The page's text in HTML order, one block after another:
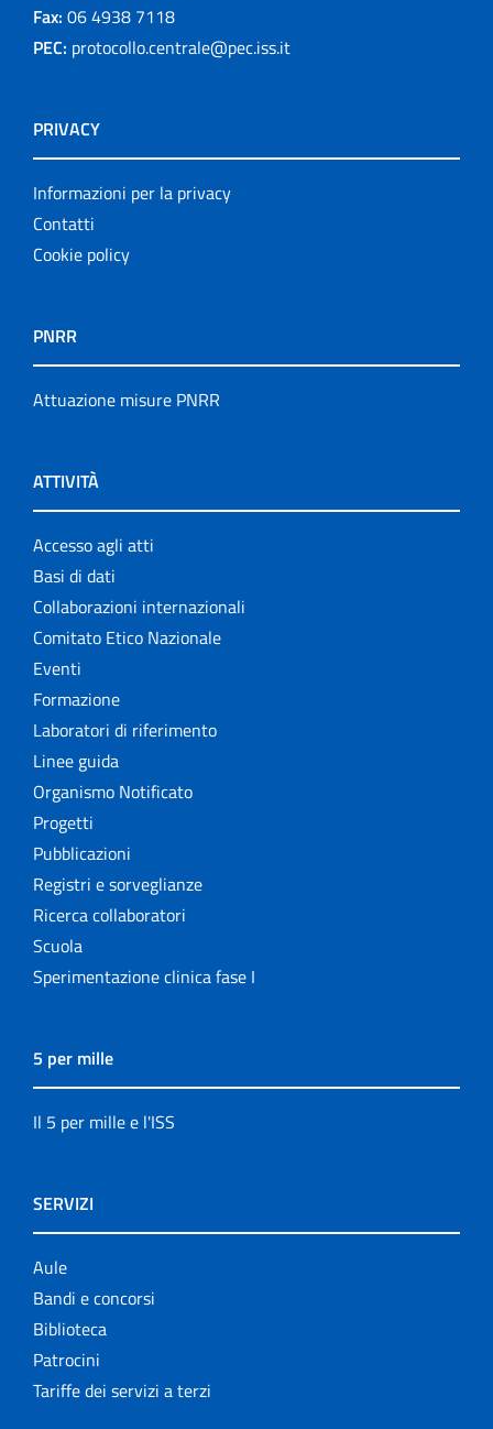
Fax: 06 4938 7118
PEC: protocollo.centrale@pec.iss.it
PRIVACY
Informazioni per la privacy
Contatti
Cookie policy
PNRR
Attuazione misure PNRR
ATTIVITÀ
Accesso agli atti
Basi di dati
Collaborazioni internazionali
Comitato Etico Nazionale
Eventi
Formazione
Laboratori di riferimento
Linee guida
Organismo Notificato
Progetti
Pubblicazioni
Registri e sorveglianze
Ricerca collaboratori
Scuola
Sperimentazione clinica fase I
5 per mille
Il 5 per mille e l'ISS
SERVIZI
Aule
Bandi e concorsi
Biblioteca
Patrocini
Tariffe dei servizi a terzi